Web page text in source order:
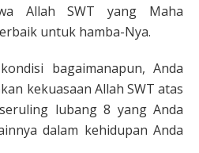
Allah SWT yang Maha
untuk hamba-Nya.
bagaimanapun, Anda
kekuasaan Allah SWT atas
lubang 8 yang Anda
dalam kehidupan Anda